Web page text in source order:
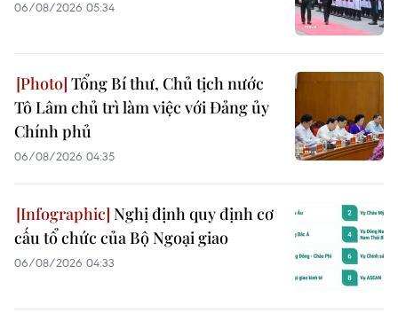
06/08/2026 05:34
Tổng Bí thư, Chủ tịch nước
Tô Lâm chủ trì làm việc với Đảng ủy
Chính phủ
06/08/2026 04:35
Nghị định quy định cơ
cấu tổ chức của Bộ Ngoại giao
06/08/2026 04:33